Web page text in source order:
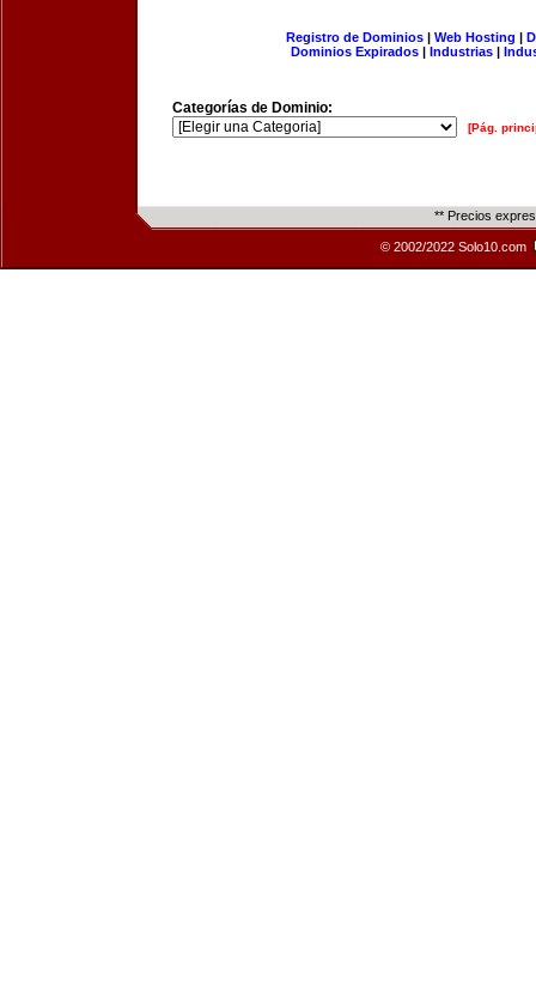
Registro de Dominios| Web Hosting |
Dominios Expirados | Industrias |
Categorías de Dominio:
[Pág.
** Precios
© 2002/2022 Solo10.com